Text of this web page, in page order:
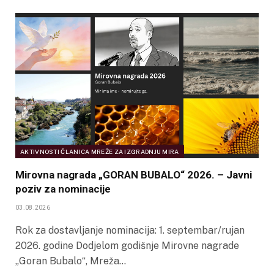
AKTIVNOSTI ČLANICA MREŽE ZA IZGRADNJU MIRA
Mirovna nagrada „GORAN BUBALO“ 2026. – Javni
poziv za nominacije
03.08.2026
Rok za dostavljanje nominacija: 1. septembar/rujan
2026. godine Dodjelom godišnje Mirovne nagrade
„Goran Bubalo“, Mreža…